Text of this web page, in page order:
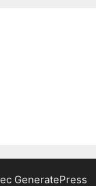
GeneratePress